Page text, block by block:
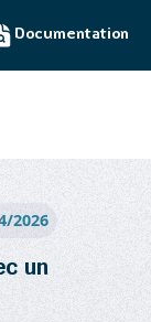
Documentation
2026
un